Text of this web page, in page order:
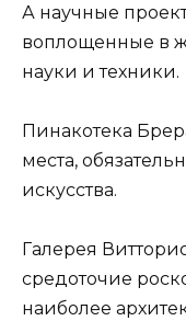
А научные
воплощенные в
науки и техники.
Пинакотека
места,
искусства.
Галерея
средоточие
наиболее